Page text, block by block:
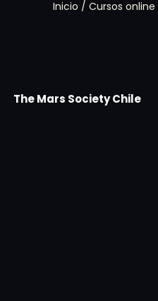
Inicio /Cursos online
The Mars Society Chile